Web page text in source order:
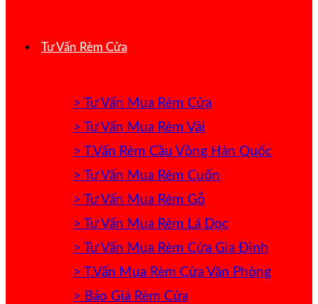
Tư Vấn Rèm Cửa
> Tư Vấn Mua Rèm Cửa
> Tư Vấn Mua Rèm Vải
> T.Vấn Rèm Cầu Vồng Hàn Quốc
> Tư Vấn Mua Rèm Cuốn
> Tư Vấn Mua Rèm Gỗ
> Tư Vấn Mua Rèm Lá Dọc
> Tư Vấn Mua Rèm Cửa Gia Đình
> T.Vấn Mua Rèm Cửa Văn Phòng
> Báo Giá Rèm Cửa